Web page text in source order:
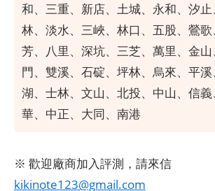
和、三重、新店、土城、永和、汐
林、淡水、三峽、林口、五股、鶯
芳、八里、深坑、三芝、萬里、金
門、雙溪、石碇、坪林、烏來、平
湖、士林、文山、北投、中山、信
華、中正、大同、南港
※ 歡迎廠商加入評測，請來信
kikinote123@gmail.com